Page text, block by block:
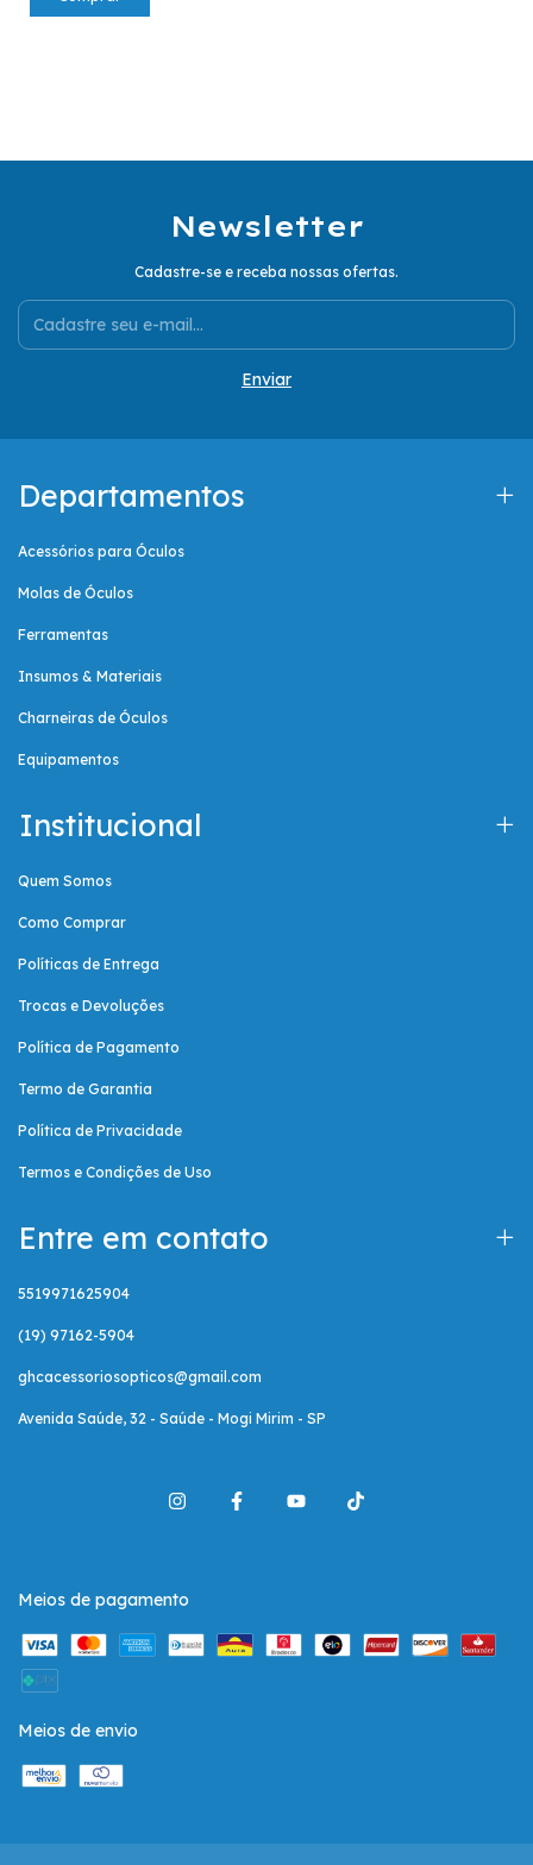
Newsletter
Cadastre-se e receba nossas ofertas.
Departamentos
Acessórios para Óculos
Molas de Óculos
Ferramentas
Insumos & Materiais
Charneiras de Óculos
Equipamentos
Institucional
Quem Somos
Como Comprar
Políticas de Entrega
Trocas e Devoluções
Política de Pagamento
Termo de Garantia
Política de Privacidade
Termos e Condições de Uso
Entre em contato
5519971625904
(19) 97162-5904
ghcacessoriosopticos@gmail.com
Avenida Saúde, 32 - Saúde - Mogi Mirim - SP
Meios de pagamento
Meios de envio